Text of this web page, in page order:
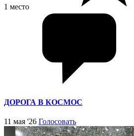
1 место
ДОРОГА В КОСМОС
11 мая '26 Голосовать